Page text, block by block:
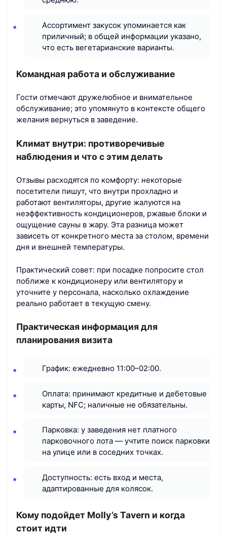
Ассортимент закусок упоминается как
приличный; в общей информации указано,
что есть вегетарианские варианты.
Командная работа и обслуживание
Гости отмечают дружелюбное и внимательное
обслуживание; это упомянуто в контексте общего
желания вернуться в заведение.
Климат внутри: противоречивые
наблюдения и что с этим делать
Отзывы расходятся по комфорту: некоторые
посетители пишут, что внутри прохладно и
работают вентиляторы, другие жалуются на
неэффективность кондиционеров, ржавые блоки и
ощущение сауны в жару. Эта разница может
зависеть от конкретного места за столом, времени
дня и внешней температуры.
Практический совет: при посадке попросите стол
поближе к кондиционеру или вентилятору и
уточните у персонала, насколько охлаждение
реально работает в текущую смену.
Практическая информация для
планирования визита
График: ежедневно 11:00–02:00.
Оплата: принимают кредитные и дебетовые
карты, NFC; наличные не обязательны.
Парковка: у заведения нет платного
парковочного лота — учтите поиск парковки
на улице или в соседних точках.
Доступность: есть вход и места,
адаптированные для колясок.
Кому подойдет Molly’s Tavern и когда
стоит идти